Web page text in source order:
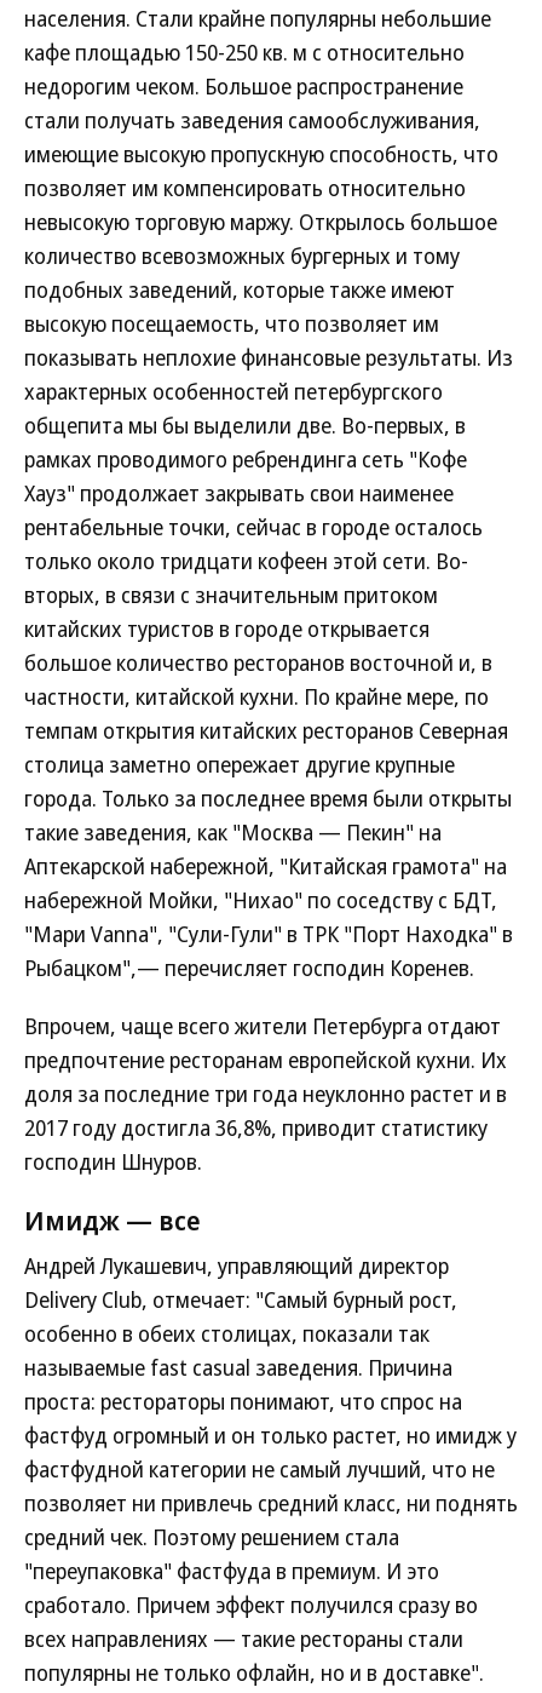
населения. Стали крайне популярны небольшие
кафе площадью 150-250 кв. м с относительно
недорогим чеком. Большое распространение
стали получать заведения самообслуживания,
имеющие высокую пропускную способность, что
позволяет им компенсировать относительно
невысокую торговую маржу. Открылось большое
количество всевозможных бургерных и тому
подобных заведений, которые также имеют
высокую посещаемость, что позволяет им
показывать неплохие финансовые результаты. Из
характерных особенностей петербургского
общепита мы бы выделили две. Во-первых, в
рамках проводимого ребрендинга сеть "Кофе
Хауз" продолжает закрывать свои наименее
рентабельные точки, сейчас в городе осталось
только около тридцати кофеен этой сети. Во-
вторых, в связи с значительным притоком
китайских туристов в городе открывается
большое количество ресторанов восточной и, в
частности, китайской кухни. По крайне мере, по
темпам открытия китайских ресторанов Северная
столица заметно опережает другие крупные
города. Только за последнее время были открыты
такие заведения, как "Москва — Пекин" на
Аптекарской набережной, "Китайская грамота" на
набережной Мойки, "Нихао" по соседству с БДТ,
"Мари Vаnnа", "Сули-Гули" в ТРК "Порт Находка" в
Рыбацком",— перечисляет господин Коренев.
Впрочем, чаще всего жители Петербурга отдают
предпочтение ресторанам европейской кухни. Их
доля за последние три года неуклонно растет и в
2017 году достигла 36,8%, приводит статистику
господин Шнуров.
Имидж — все
Андрей Лукашевич, управляющий директор
Delivery Club, отмечает: "Самый бурный рост,
особенно в обеих столицах, показали так
называемые fast casual заведения. Причина
проста: рестораторы понимают, что спрос на
фастфуд огромный и он только растет, но имидж у
фастфудной категории не самый лучший, что не
позволяет ни привлечь средний класс, ни поднять
средний чек. Поэтому решением стала
"переупаковка" фастфуда в премиум. И это
сработало. Причем эффект получился сразу во
всех направлениях — такие рестораны стали
популярны не только офлайн, но и в доставке".